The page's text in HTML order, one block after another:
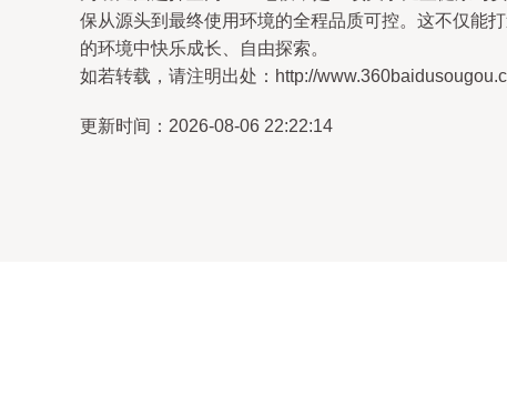
保从源头到最终使用环境的全程品质可控。这不仅能
的环境中快乐成长、自由探索。
如若转载，请注明出处：http://
更新时间：2026-08-06 22:22:14